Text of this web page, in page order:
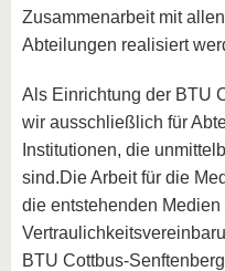
Zusammenarbeit mit
Abteilungen realisiert
Als Einrichtung der BTU
wir ausschließlich für
Institutionen, die
sind.Die Arbeit für die
die entstehenden
BTU Cottbus-